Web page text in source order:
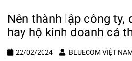
Nên thành lập công ty,
hay hộ kinh doanh cá
22/02/2024 BLUECOM VIỆT NAM